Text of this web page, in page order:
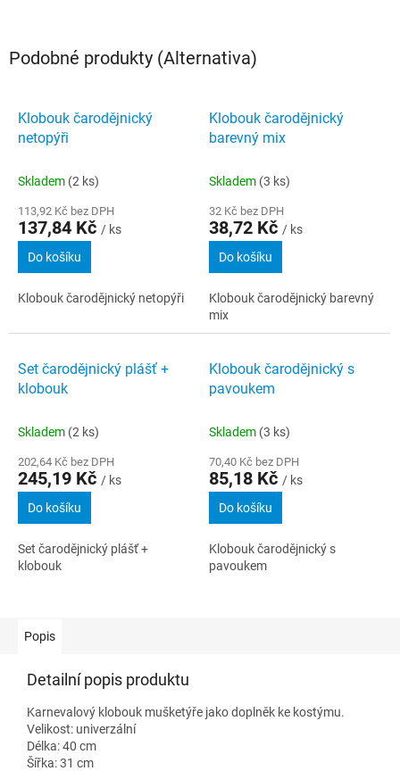
Podobné produkty (Alternativa)
Klobouk čarodějnický
netopýři
Skladem (2 ks)
113,92 Kč bez DPH
137,84 Kč / ks
Do košíku
Klobouk čarodějnický netopýři
Klobouk čarodějnický
barevný mix
Skladem (3 ks)
32 Kč bez DPH
38,72 Kč / ks
Do košíku
Klobouk čarodějnický barevný
mix
Set čarodějnický plášť +
klobouk
Skladem (2 ks)
202,64 Kč bez DPH
245,19 Kč / ks
Do košíku
Set čarodějnický plášť +
klobouk
Klobouk čarodějnický s
pavoukem
Skladem (3 ks)
70,40 Kč bez DPH
85,18 Kč / ks
Do košíku
Klobouk čarodějnický s
pavoukem
Popis
Detailní popis produktu
Karnevalový klobouk mušketýře jako doplněk ke kostýmu.
Velikost: univerzální
Délka: 40 cm
Šířka: 31 cm